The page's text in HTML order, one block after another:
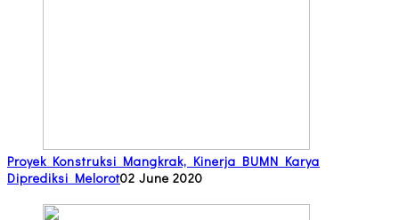
Proyek Konstruksi Mangkrak, Kinerja BUMN Karya
Diprediksi Melorot02 June 2020